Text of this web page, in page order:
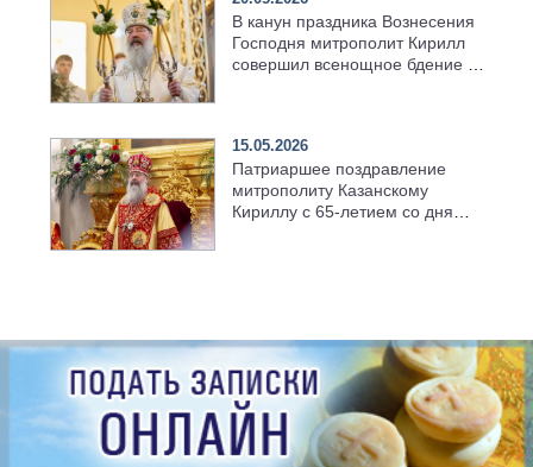
В канун праздника Вознесения
Господня митрополит Кирилл
совершил всенощное бдение в
15.05.2026
Патриаршее поздравление
митрополиту Казанскому
Кириллу с 65-летием со дня